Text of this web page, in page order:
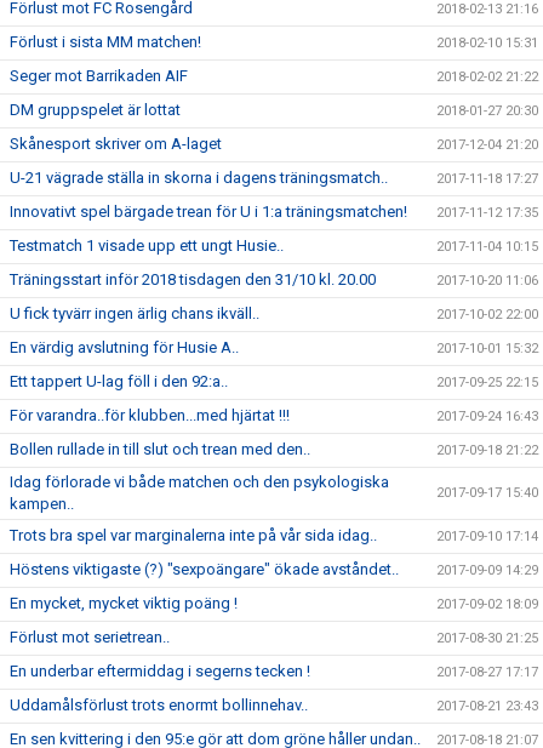
Förlust mot FC Rosengård 2018-02-13 21:16
Förlust i sista MM matchen! 2018-02-10 15:31
Seger mot Barrikaden AIF 2018-02-02 21:22
DM gruppspelet är lottat 2018-01-27 20:30
Skånesport skriver om A-laget 2017-12-04 21:20
U-21 vägrade ställa in skorna i dagens träningsmatch.. 2017-11-18 17:27
Innovativt spel bärgade trean för U i 1:a träningsmatchen! 2017-11-12 17:35
Testmatch 1 visade upp ett ungt Husie.. 2017-11-04 10:15
Träningsstart inför 2018 tisdagen den 31/10 kl. 20.00 2017-10-20 11:06
U fick tyvärr ingen ärlig chans ikväll.. 2017-10-02 22:00
En värdig avslutning för Husie A.. 2017-10-01 15:32
Ett tappert U-lag föll i den 92:a.. 2017-09-25 22:15
För varandra..för klubben...med hjärtat !!! 2017-09-24 16:43
Bollen rullade in till slut och trean med den.. 2017-09-18 21:22
Idag förlorade vi både matchen och den psykologiska
kampen..
2017-09-17 15:40
Trots bra spel var marginalerna inte på vår sida idag.. 2017-09-10 17:14
Höstens viktigaste (?) "sexpoängare" ökade avståndet.. 2017-09-09 14:29
En mycket, mycket viktig poäng ! 2017-09-02 18:09
Förlust mot serietrean.. 2017-08-30 21:25
En underbar eftermiddag i segerns tecken ! 2017-08-27 17:17
Uddamålsförlust trots enormt bollinnehav.. 2017-08-21 23:43
En sen kvittering i den 95:e gör att dom gröne håller undan.. 2017-08-18 21:07